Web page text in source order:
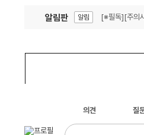
알림판 알림 [※필독][주의
의견 질